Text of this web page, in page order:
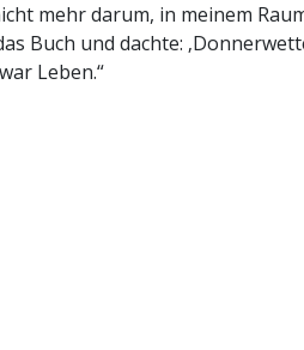
mehr darum, in meinem
Buch und dachte:
Leben.“